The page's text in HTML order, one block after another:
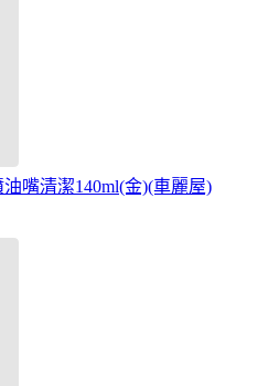
嘴清潔140ml(金)(車麗屋)